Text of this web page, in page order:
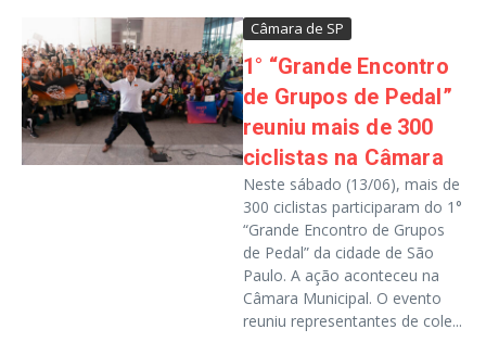
Câmara de SP
1° “Grande Encontro
de Grupos de Pedal”
reuniu mais de 300
ciclistas na Câmara
Neste sábado (13/06), mais de
300 ciclistas participaram do 1°
“Grande Encontro de Grupos
de Pedal” da cidade de São
Paulo. A ação aconteceu na
Câmara Municipal. O evento
reuniu representantes de cole...